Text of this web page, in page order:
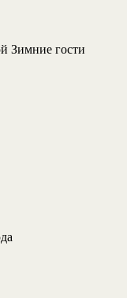
Зимние гости